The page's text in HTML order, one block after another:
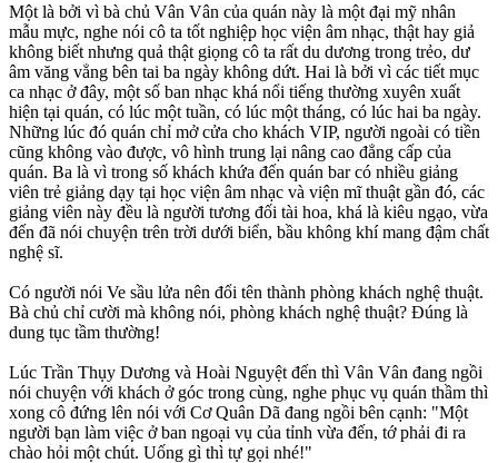
Một là bởi vì bà chủ Vân Vân của quán này là một đại mỹ nhân
mẫu mực, nghe nói cô ta tốt nghiệp học viện âm nhạc, thật hay giả
không biết nhưng quả thật giọng cô ta rất du dương trong trẻo, dư
âm văng vẳng bên tai ba ngày không dứt. Hai là bởi vì các tiết mục
ca nhạc ở đây, một số ban nhạc khá nổi tiếng thường xuyên xuất
hiện tại quán, có lúc một tuần, có lúc một tháng, có lúc hai ba ngày.
Những lúc đó quán chỉ mở cửa cho khách VIP, người ngoài có tiền
cũng không vào được, vô hình trung lại nâng cao đẳng cấp của
quán. Ba là vì trong số khách khứa đến quán bar có nhiều giảng
viên trẻ giảng dạy tại học viện âm nhạc và viện mĩ thuật gần đó, các
giảng viên này đều là người tương đối tài hoa, khá là kiêu ngạo, vừa
đến đã nói chuyện trên trời dưới biển, bầu không khí mang đậm chất
nghệ sĩ.
Có người nói Ve sầu lửa nên đổi tên thành phòng khách nghệ thuật.
Bà chủ chỉ cười mà không nói, phòng khách nghệ thuật? Đúng là
dung tục tầm thường!
Lúc Trần Thụy Dương và Hoài Nguyệt đến thì Vân Vân đang ngồi
nói chuyện với khách ở góc trong cùng, nghe phục vụ quán thầm thì
xong cô đứng lên nói với Cơ Quân Dã đang ngồi bên cạnh: "Một
người bạn làm việc ở ban ngoại vụ của tỉnh vừa đến, tớ phải đi ra
chào hỏi một chút. Uống gì thì tự gọi nhé!"